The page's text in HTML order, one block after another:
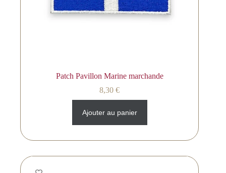
Patch Pavillon Marine marchande
8,30€
Ajouter au panier